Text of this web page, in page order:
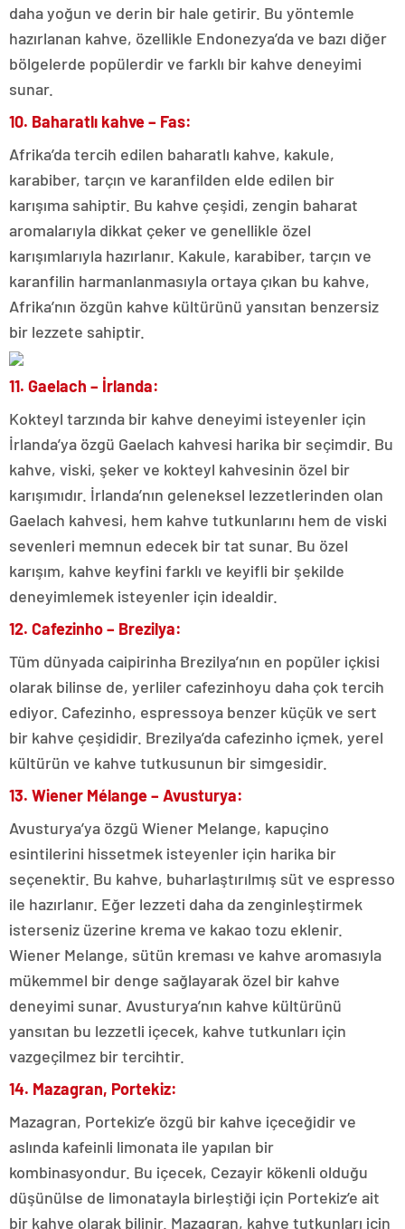
daha yoğun ve derin bir hale getirir. Bu yöntemle
hazırlanan kahve, özellikle Endonezya’da ve bazı diğer
bölgelerde popülerdir ve farklı bir kahve deneyimi
sunar.
10. Baharatlı kahve – Fas:
Afrika’da tercih edilen baharatlı kahve, kakule,
karabiber, tarçın ve karanfilden elde edilen bir
karışıma sahiptir. Bu kahve çeşidi, zengin baharat
aromalarıyla dikkat çeker ve genellikle özel
karışımlarıyla hazırlanır. Kakule, karabiber, tarçın ve
karanfilin harmanlanmasıyla ortaya çıkan bu kahve,
Afrika’nın özgün kahve kültürünü yansıtan benzersiz
bir lezzete sahiptir.
11. Gaelach – İrlanda:
Kokteyl tarzında bir kahve deneyimi isteyenler için
İrlanda’ya özgü Gaelach kahvesi harika bir seçimdir. Bu
kahve, viski, şeker ve kokteyl kahvesinin özel bir
karışımıdır. İrlanda’nın geleneksel lezzetlerinden olan
Gaelach kahvesi, hem kahve tutkunlarını hem de viski
sevenleri memnun edecek bir tat sunar. Bu özel
karışım, kahve keyfini farklı ve keyifli bir şekilde
deneyimlemek isteyenler için idealdir.
12. Cafezinho – Brezilya:
Tüm dünyada caipirinha Brezilya’nın en popüler içkisi
olarak bilinse de, yerliler cafezinhoyu daha çok tercih
ediyor. Cafezinho, espressoya benzer küçük ve sert
bir kahve çeşididir. Brezilya’da cafezinho içmek, yerel
kültürün ve kahve tutkusunun bir simgesidir.
13. Wiener Mélange – Avusturya:
Avusturya’ya özgü Wiener Melange, kapuçino
esintilerini hissetmek isteyenler için harika bir
seçenektir. Bu kahve, buharlaştırılmış süt ve espresso
ile hazırlanır. Eğer lezzeti daha da zenginleştirmek
isterseniz üzerine krema ve kakao tozu eklenir.
Wiener Melange, sütün kreması ve kahve aromasıyla
mükemmel bir denge sağlayarak özel bir kahve
deneyimi sunar. Avusturya’nın kahve kültürünü
yansıtan bu lezzetli içecek, kahve tutkunları için
vazgeçilmez bir tercihtir.
14. Mazagran, Portekiz:
Mazagran, Portekiz’e özgü bir kahve içeceğidir ve
aslında kafeinli limonata ile yapılan bir
kombinasyondur. Bu içecek, Cezayir kökenli olduğu
düşünülse de limonatayla birleştiği için Portekiz’e ait
bir kahve olarak bilinir. Mazagran, kahve tutkunları için